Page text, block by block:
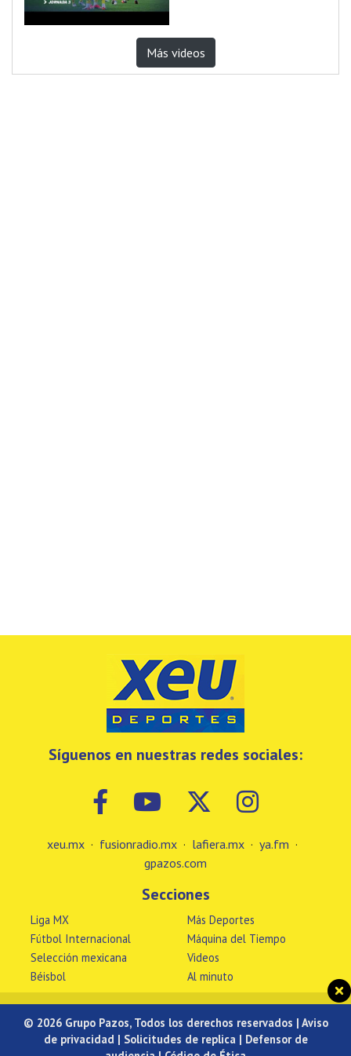
Más videos
Síguenos en nuestras redes sociales:
xeu.mx · fusionradio.mx · lafiera.mx · ya.fm ·
gpazos.com
Secciones
Liga MX
Fútbol Internacional
Selección mexicana
Béisbol
Más Deportes
Máquina del Tiempo
Videos
Al minuto
© 2026 Grupo Pazos, Todos los derechos reservados | Aviso
de privacidad | Solicitudes de replica| Defensor de